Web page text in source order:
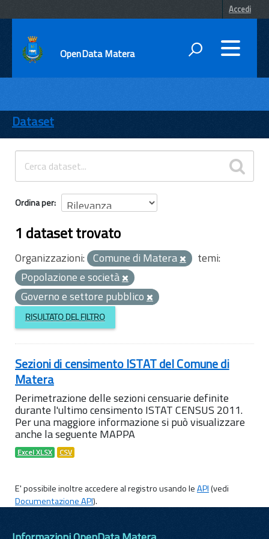
Accedi
OpenData Matera
ENTI
TEMI
INFORMAZIONI
Dataset
Ordina per
1 dataset trovato
Organizzazioni: Comune di Matera
temi:
Popolazione e società
Governo e settore pubblico
RISULTATO DEL FILTRO
Sezioni di censimento ISTAT del Comune di
Matera
Perimetrazione delle sezioni censuarie definite
durante l'ultimo censimento ISTAT CENSUS 2011.
Per una maggiore informazione si può visualizzare
anche la seguente MAPPA
Excel XLSX CSV
E' possibile inoltre accedere al registro usando leAPI(vedi
Documentazione API).